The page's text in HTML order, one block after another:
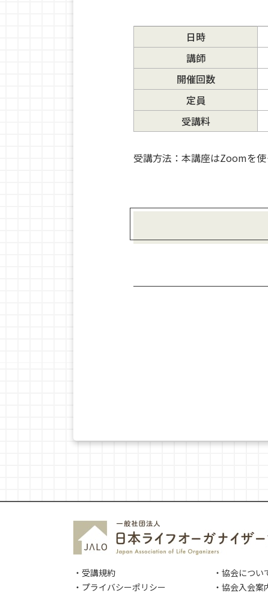
日時
講師
開催回数
定員
受講料
受講方法：本講座はZoomを
・受講規約 ・協会につい
・プライバシーポリシー
・協会入会案